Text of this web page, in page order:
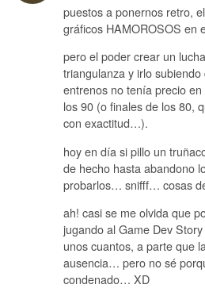
puestos a ponernos retro,
gráficos HAMOROSOS en
pero el poder crear un
triangulanza y irlo
entrenos no tenía precio
los 90 (o finales de los 80,
con exactitud…).
hoy en día si pillo un
de hecho hasta abandono
probarlos… snifff… cosas
ah! casi se me olvida que
jugando al Game Dev
unos cuantos, a parte que
ausencia… pero no sé
condenado… XD